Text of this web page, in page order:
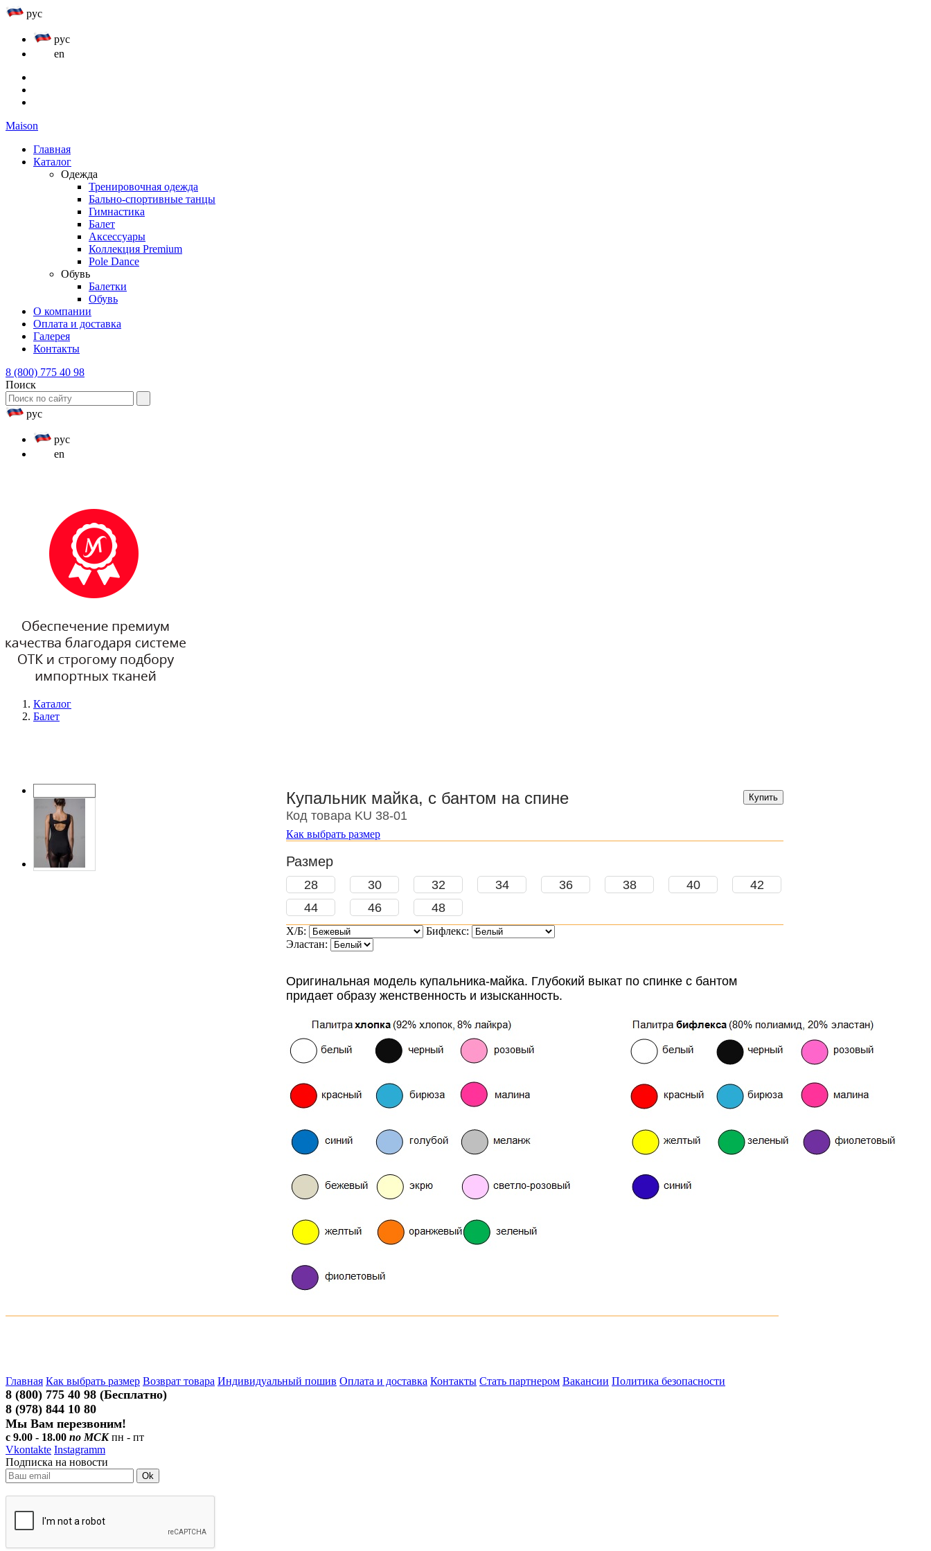
рус
рус
en
Maison
Главная
Каталог
Одежда
Тренировочная одежда
Бально-спортивные танцы
Гимнастика
Балет
Аксессуары
Коллекция Premium
Pole Dance
Обувь
Балетки
Обувь
О компании
Оплата и доставка
Галерея
Контакты
8 (800) 775 40 98
Поиск
рус
рус
en
Каталог
Балет
Купальник майка, с бантом на спине
Код товара KU 38-01
Как выбрать размер
Размер
28 30 32 34 36 38 40
42
44
46 48
Х/Б:
Бифлекс:
Эластан:
Оригинальная модель купальника-майка. Глубокий выкат по спинке с бантом
придает образу женственность и изысканность.
Главная Как выбрать размер Возврат товара Индивидуальный пошив Оплата и доставка Контакты Стать партнером Вакансии Политика безопасности
8 (800) 775 40 98 (Бесплатно)
8 (978) 844 10 80
Мы Вам перезвоним!
с 9.00 - 18.00 по МСКпн - пт
Vkontakte Instagramm
Подписка на новости